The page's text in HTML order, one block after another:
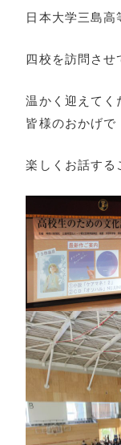
日本大学三島高
四校を訪問させ
温かく迎えてく
皆様のおかげで
楽しくお話する